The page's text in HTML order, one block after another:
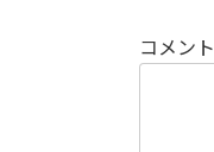
コメント